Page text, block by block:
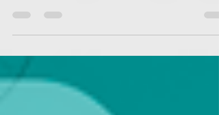
PDDE Equidade, consolidação do Novo PAR, apoio
financeiro ao Compromisso Toda Matemática,
educação profissional em todo o país.